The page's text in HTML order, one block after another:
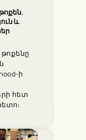
և
թոքենը
ի
հետ